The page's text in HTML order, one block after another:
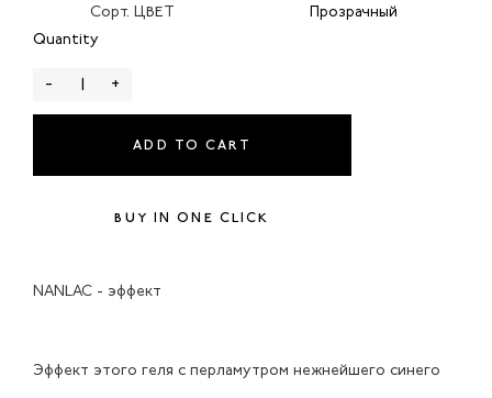
Сорт. ЦВЕТ
Прозрачный
Quantity
- +
ADD TO CART
BUY IN ONE CLICK
NANLAC - эффект
Эффект этого геля с перламутром нежнейшего синего